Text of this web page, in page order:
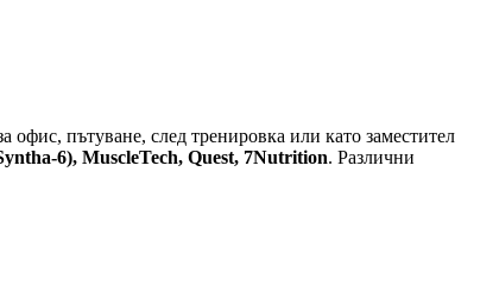
пътуване, след тренировка или като заместител
6), MuscleTech, Quest, 7Nutrition. Различни